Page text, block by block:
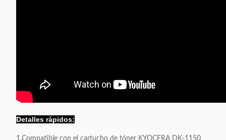
Detalles rápidos:
1.Compatible con el cartucho de tóner KYOCERA DK-1150